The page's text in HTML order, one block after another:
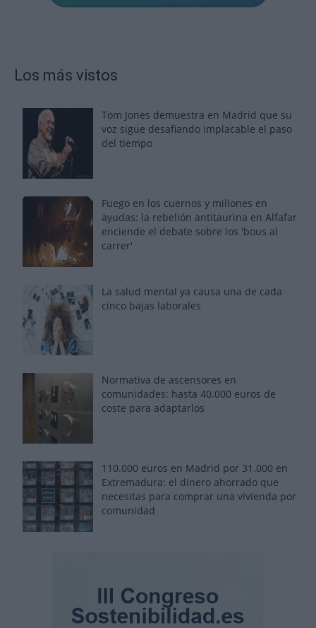
Los más vistos
Tom Jones demuestra en Madrid que su
voz sigue desafiando implacable el paso
del tiempo
Fuego en los cuernos y millones en
ayudas: la rebelión antitaurina en Alfafar
enciende el debate sobre los 'bous al
carrer'
La salud mental ya causa una de cada
cinco bajas laborales
Normativa de ascensores en
comunidades: hasta 40.000 euros de
coste para adaptarlos
110.000 euros en Madrid por 31.000 en
Extremadura: el dinero ahorrado que
necesitas para comprar una vivienda por
comunidad